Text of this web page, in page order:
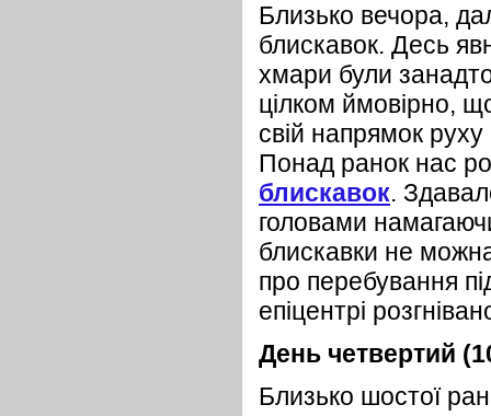
Близько вечора,
блискавок. Десь
хмари були
цілком ймовірно,
свій напрямок руху
Понад ранок нас
блискавок.
головами
блискавки не
про перебування
епіцентрі
День четвертий
Близько шостої